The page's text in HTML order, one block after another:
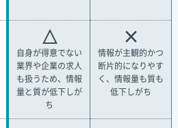
△
自身が得意でない
業界や企業の求人
も扱うため、情報
量と質が低下しが
ち
×
情報が主観的かつ
断片的になりやす
く、情報量も質も
低下しがち